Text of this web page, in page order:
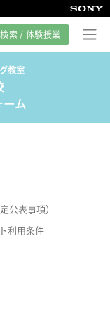
索 / 体験授業
教室
ーム
公表事項）
利用条件